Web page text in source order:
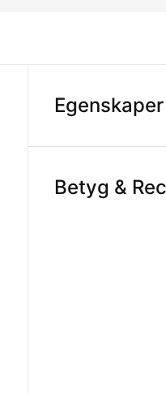
Egenskaper
Betyg &